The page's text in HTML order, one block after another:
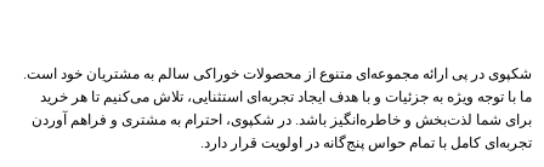
شکپوی در پی ارائه مجموعه‌ای متنوع از محصولات خوراکی سالم به مشتریان خود است.
ما با توجه ویژه به جزئیات و با هدف ایجاد تجربه‌ای استثنایی، تلاش می‌کنیم تا هر خرید
برای شما لذت‌بخش و خاطره‌انگیز باشد. در شکپوی، احترام به مشتری و فراهم آوردن
تجربه‌ای کامل با تمام حواس پنج‌گانه در اولویت قرار دارد.